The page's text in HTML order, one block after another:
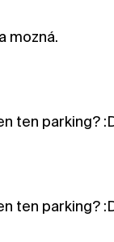
mozná.
ten parking?
ten parking?